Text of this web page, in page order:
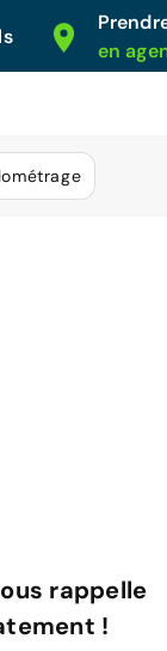
en
rappelle
!